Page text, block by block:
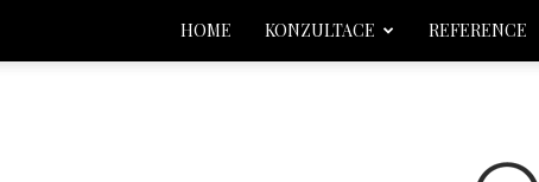
HOME KONZULTACE REFERENCE